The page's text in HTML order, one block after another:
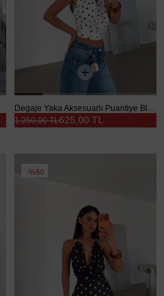
625,00 TL
1.250,00 TL
%50